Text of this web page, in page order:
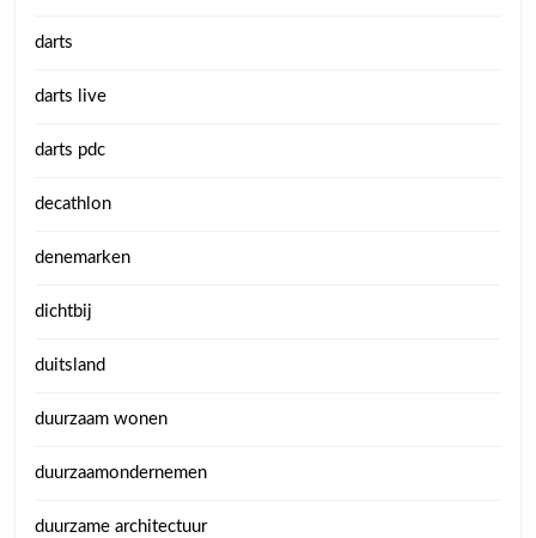
darts
darts live
darts pdc
decathlon
denemarken
dichtbij
duitsland
duurzaam wonen
duurzaamondernemen
duurzame architectuur